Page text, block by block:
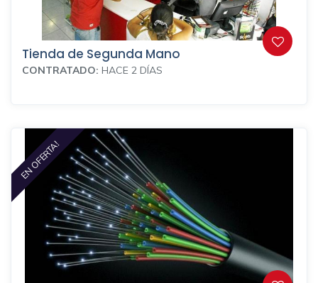
Tienda de Segunda Mano
CONTRATADO: HACE 2 DÍAS
EN OFERTA!